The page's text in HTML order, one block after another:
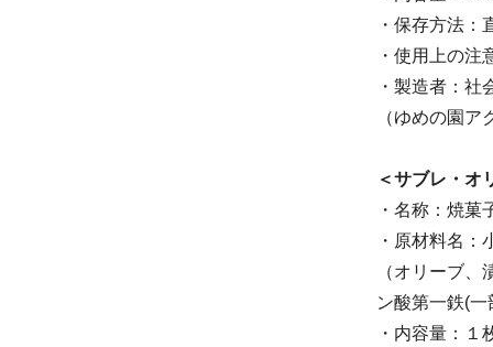
・保存方法
・使用上の
・製造者：
（ゆめの園
＜サブレ・オ
・名称：焼
・原材料名
（オリーブ
ン酸第一鉄(
・内容量：１